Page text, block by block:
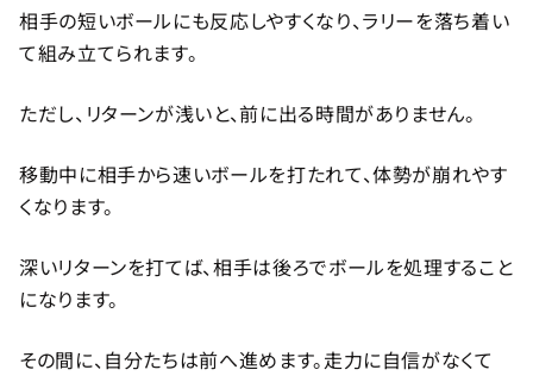
相手の短いボールにも反応しやすくなり、ラリーを落ち着い
て組み立てられます。
ただし、リターンが浅いと、前に出る時間がありません。
移動中に相手から速いボールを打たれて、体勢が崩れやす
くなります。
深いリターンを打てば、相手は後ろでボールを処理すること
になります。
その間に、自分たちは前へ進めます。走力に自信がなくて